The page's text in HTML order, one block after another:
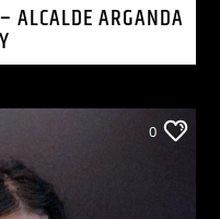
ARGANDA
0